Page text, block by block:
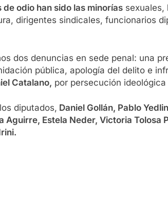
odio han sido las minorías sexuales,
dirigentes sindicales, funcionarios
dos denuncias en sede penal: una
pública, apología del delito e
Catalano, por persecución
diputados, Daniel Gollán, Pablo
Aguirre, Estela Neder, Victoria Tolosa